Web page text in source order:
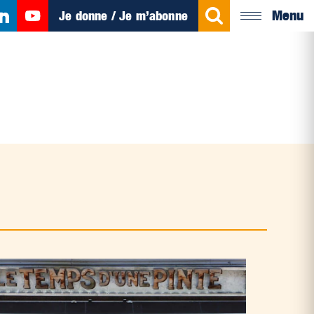
Je donne / Je m’abonne Menu